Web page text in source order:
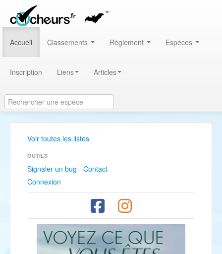
Accueil Classements Règlement Espèces
Inscription Liens Articles
Voir toutes les listes
OUTILS
Signaler un bug - Contact
Connexion